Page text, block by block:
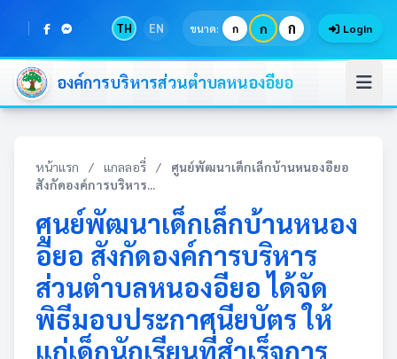
TH EN ขนาด: ก ก ก Login
องค์การบริหารส่วนตำบลหนองอียอ
หน้าแรก / แกลลอรี่ /
ศูนย์พัฒนาเด็กเล็กบ้านหนองอียอ
สังกัดองค์การบริหาร...
ศูนย์พัฒนาเด็กเล็กบ้านหนอง
อียอ สังกัดองค์การบริหาร
ส่วนตำบลหนองอียอ ได้จัด
พิธีมอบประกาศนียบัตร ให้
แก่เด็กนักเรียนที่สำเร็จการ